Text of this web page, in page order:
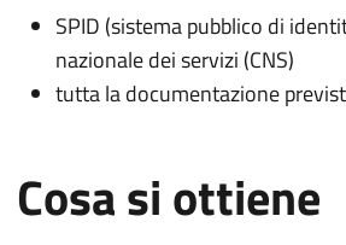
SPID (sistema pubblico di
nazionale dei servizi (CNS)
tutta la documentazione
Cosa si ottiene